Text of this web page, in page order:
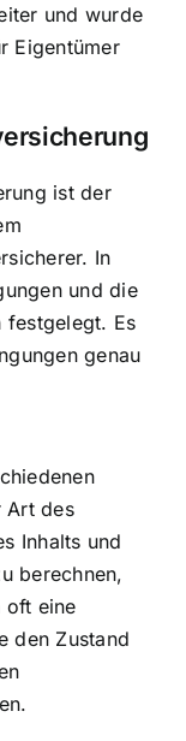
und wurde
Eigentümer
ist der
In
und die
festgelegt. Es
genau
Art des
Inhalts und
berechnen,
oft eine
den Zustand